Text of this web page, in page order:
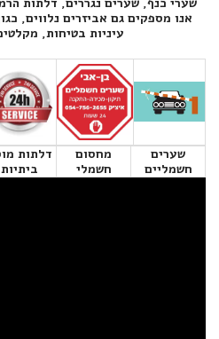
אנו מספקים גם אביזרים נלווים,
עיניות בטיחות,
שערים
חשמליים
מחסום
חשמלי
דלתות
ביתיות